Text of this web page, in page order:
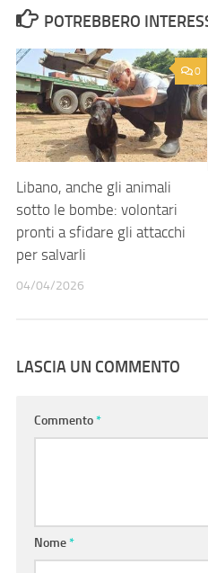
POTREBBERO
0
Libano, anche gli animali
sotto le bombe: volontari
pronti a sfidare gli attacchi
per salvarli
04/04/2026
LASCIA UN COMMENTO
Commento*
Nome*